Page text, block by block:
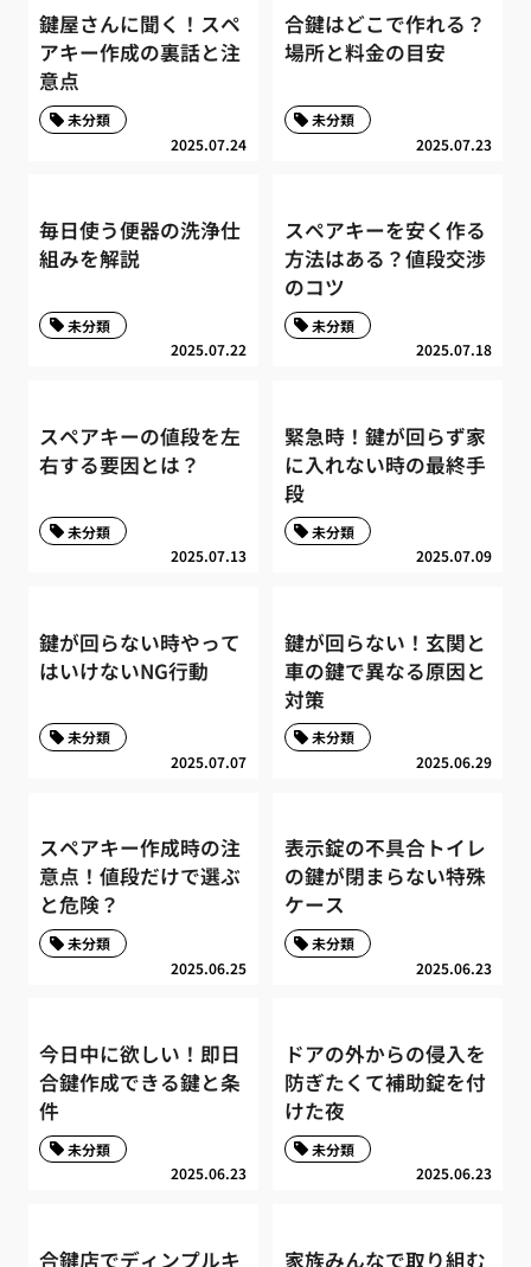
鍵屋さんに聞く！スペ
アキー作成の裏話と注
意点
2025.07.24
未分類
合鍵はどこで作れる？
場所と料金の目安
2025.07.23
未分類
毎日使う便器の洗浄仕
組みを解説
2025.07.22
未分類
スペアキーを安く作る
方法はある？値段交渉
のコツ
2025.07.18
未分類
スペアキーの値段を左
右する要因とは？
2025.07.13
未分類
緊急時！鍵が回らず家
に入れない時の最終手
段
2025.07.09
未分類
鍵が回らない時やって
はいけないNG行動
2025.07.07
未分類
鍵が回らない！玄関と
車の鍵で異なる原因と
対策
2025.06.29
未分類
スペアキー作成時の注
意点！値段だけで選ぶ
と危険？
2025.06.25
未分類
表示錠の不具合トイレ
の鍵が閉まらない特殊
ケース
2025.06.23
未分類
今日中に欲しい！即日
合鍵作成できる鍵と条
件
2025.06.23
未分類
ドアの外からの侵入を
防ぎたくて補助錠を付
けた夜
2025.06.23
未分類
合鍵店でディンプルキ 家族みんなで取り組む